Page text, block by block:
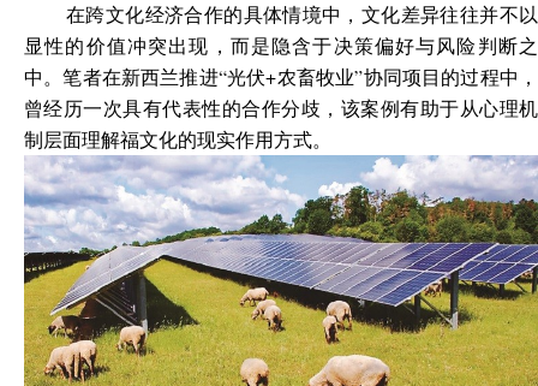
在跨文化经济合作的具体情境中，文化差异往往并不以
显性的价值冲突出现，而是隐含于决策偏好与风险判断之
中。笔者在新西兰推进“光伏+农畜牧业”协同项目的过程中，
曾经历一次具有代表性的合作分歧，该案例有助于从心理机
制层面理解福文化的现实作用方式。